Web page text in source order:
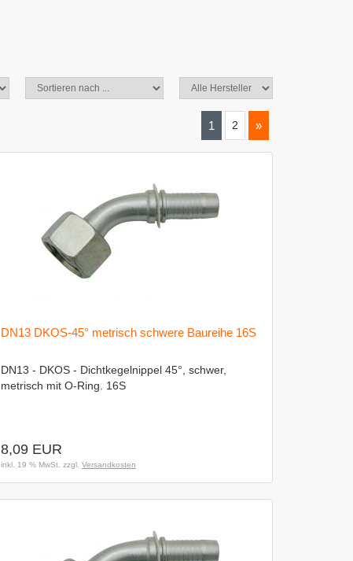
1 2 »
DN13 DKOS-45° metrisch schwere Baureihe 16S
DN13 - DKOS - Dichtkegelnippel 45°, schwer,
metrisch mit O-Ring. 16S
8,09 EUR
inkl. 19 % MwSt. zzgl. Versandkosten